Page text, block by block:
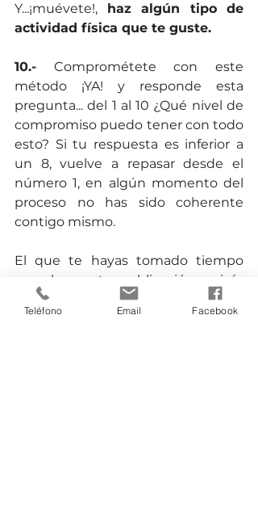
Y...¡muévete!, haz algún tipo de
actividad física que te guste.
10.- Comprométete con este
método ¡YA! y responde esta
pregunta... del 1 al 10 ¿Qué nivel de
compromiso puedo tener con todo
esto? Si tu respuesta es inferior a
un 8, vuelve a repasar desde el
número 1, en algún momento del
proceso no has sido coherente
contigo mismo.
El que te hayas tomado tiempo
para leer esta publicación quizás
puede ser el primer paso del
camino. Y si te decides a seguir, no
Teléfono Email Facebook